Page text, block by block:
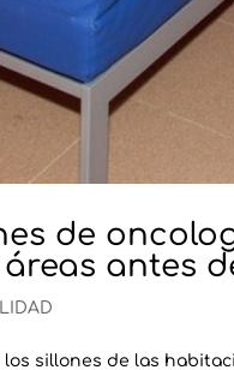
de
antes
sillones de las